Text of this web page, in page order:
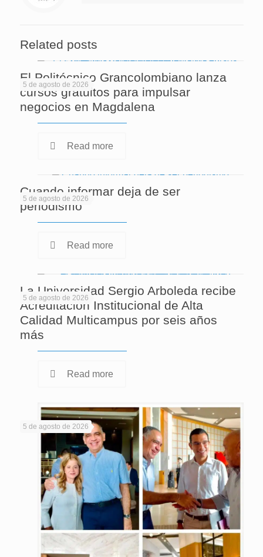
Related posts
5 de agosto de 2026
El Politécnico Grancolombiano lanza
cursos gratuitos para impulsar
negocios en Magdalena
Read more
5 de agosto de 2026
Cuando informar deja de ser
periodismo
Read more
5 de agosto de 2026
La Universidad Sergio Arboleda recibe
Acreditación Institucional de Alta
Calidad Multicampus por seis años
más
Read more
5 de agosto de 2026